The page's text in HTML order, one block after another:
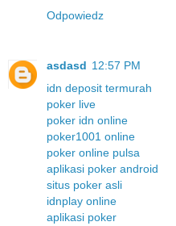
Odpowiedz
asdasd 12:57 PM
idn deposit termurah
poker live
poker idn online
poker1001 online
poker online pulsa
aplikasi poker android
situs poker asli
idnplay online
aplikasi poker